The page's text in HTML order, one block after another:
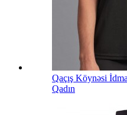
Qaçış Köynəsi
Qadın